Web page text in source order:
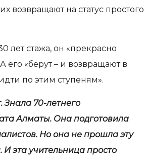
возвращают на статус простого
лет стажа, он «прекрасно
его «берут – и возвращают в
по этим ступеням».
Знала 70-летнего
Алматы. Она подготовила
Но она не прошла эту
эта учительница просто